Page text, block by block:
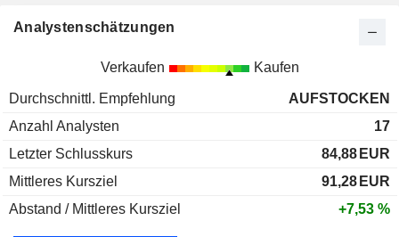
Analystenschätzungen
Verkaufen Kaufen
Durchschnittl. Empfehlung
AUFSTOCKEN
Anzahl Analysten
17
Letzter Schlusskurs
84,88 EUR
Mittleres Kursziel
91,28 EUR
Abstand / Mittleres Kursziel
+7,53 %